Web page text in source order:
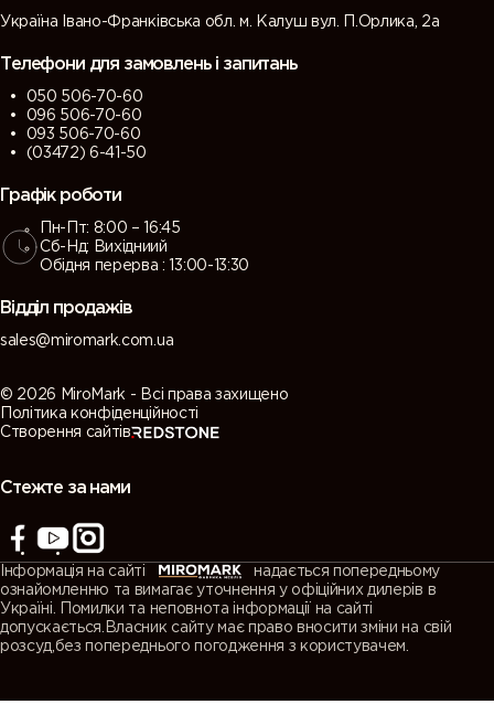
Україна Івано-Франківська обл. м. Калуш вул. П.Орлика, 2а
Телефони для замовлень і запитань
050 506-70-60
096 506-70-60
093 506-70-60
(03472) 6-41-50
Графік роботи
Пн-Пт: 8:00 – 16:45
Сб-Нд: Вихідниий
Обідня перерва : 13:00-13:30
Відділ продажів
sales@miromark.com.ua
© 2026 MiroMark - Всі права захищено
Політика конфіденційності
Створення сайтів
Стежте за нами
Інформація на сайті
надається попередньому
ознайомленню та вимагає уточнення у офіційних дилерів в
Україні. Помилки та неповнота інформації на сайті
допускається.Власник сайту має право вносити зміни на свій
розсуд,без попереднього погодження з користувачем.